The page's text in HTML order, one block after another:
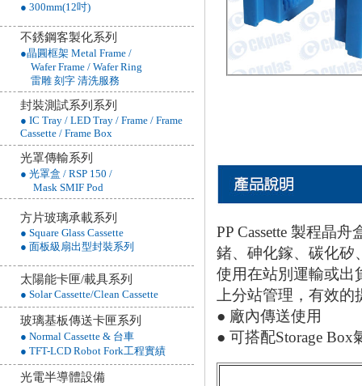
● 300mm(12吋)
不銹鋼客製化系列
●晶圓框架 Metal Frame /
Wafer Frame / Wafer Ring
雷雕 刻字 清洗服務
封裝測試系列系列
● IC Tray / LED Tray / Frame / Frame
Cassette / Frame Box
光罩傳輸系列
● 光罩盒 / RSP 150 /
Mask SMIF Pod
方片玻璃承載系列
● Square Glass Cassette
● 面板級扇出型封裝系列
太陽能卡匣/載具系列
● Solar Cassette/Clean Cassette
玻璃基板傳送卡匣系列
● Normal Cassette & 台車
● TFT-LCD Robot Fork工程實績
光電半導體設備
PP Cassette 製程晶
鍺、砷化鎵、碳化
使用在站別運輸或出
上分站管理，有效
● 廠內傳送使用
● 可搭配Storage Box